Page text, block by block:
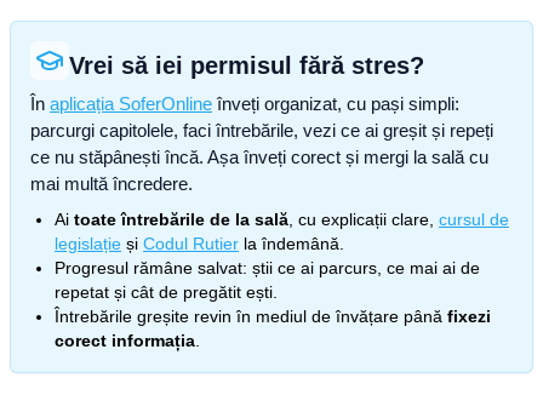
Vrei să iei permisul fără stres?
În aplicația SoferOnline înveți organizat, cu pași simpli:
parcurgi capitolele, faci întrebările, vezi ce ai greșit și repeți
ce nu stăpânești încă. Așa înveți corect și mergi la sală cu
mai multă încredere.
Ai toate întrebările de la sală , cu explicații clare, cursul de
legislație și Codul Rutier la îndemână.
Progresul rămâne salvat: știi ce ai parcurs, ce mai ai de
repetat și cât de pregătit ești.
Întrebările greșite revin în mediul de învățare până fixezi
corect informația